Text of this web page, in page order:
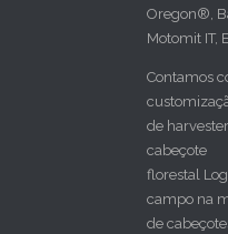
Oregon®,
Motomit IT,
Contamos
de
cabeçote
florestal
campo na
de